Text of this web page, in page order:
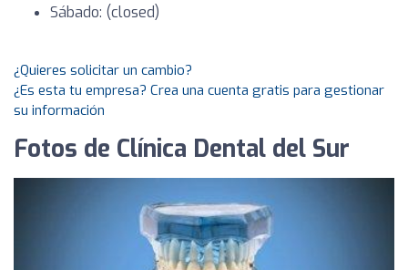
Sábado: (closed)
¿Quieres solicitar un cambio?
¿Es esta tu empresa? Crea una cuenta gratis para gestionar
su información
Fotos de Clínica Dental del Sur